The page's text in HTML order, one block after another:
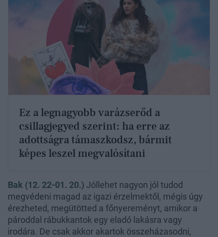
Ez a legnagyobb varázserőd a
csillagjegyed szerint: ha erre az
adottságra támaszkodsz, bármit
képes leszel megvalósítani
Bak (12. 22-01. 20.) Jóllehet nagyon jól tudod
megvédeni magad az igazi érzelmektől, mégis úgy
érezheted, megütötted a főnyereményt, amikor a
pároddal rábukkantok egy eladó lakásra vagy
irodára. De csak akkor akartok összeházasodni,